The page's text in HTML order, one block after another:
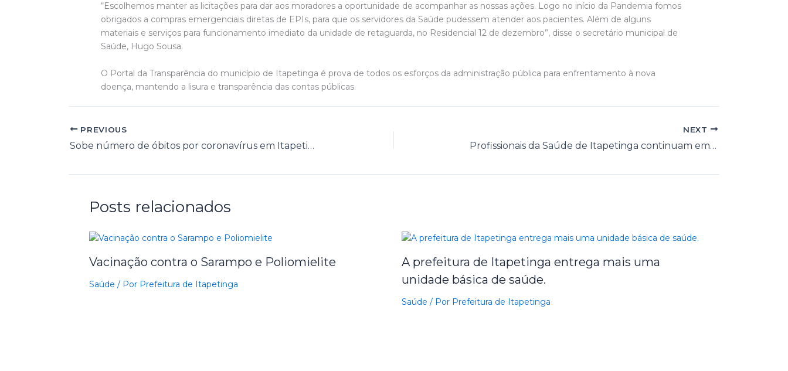
“Escolhemos manter as licitações para dar aos moradores a oportunidade de acompanhar as nossas ações. Logo no início da Pandemia fomos
obrigados a compras emergenciais diretas de EPIs, para que os servidores da Saúde pudessem atender aos pacientes. Além de alguns
materiais e serviços para funcionamento imediato da unidade de retaguarda, no Residencial 12 de dezembro”, disse o secretário municipal de
Saúde, Hugo Sousa.
O Portal da Transparência do município de Itapetinga é prova de todos os esforços da administração pública para enfrentamento à nova
doença, mantendo a lisura e transparência das contas públicas.
PREVIOUS
Sobe número de óbitos por coronavírus em Itapetinga
NEXT
Profissionais da Saúde de Itapetinga continuam empenhados no combate a COVID-19
Posts relacionados
Vacinação contra o Sarampo e Poliomielite
Saúde / Por Prefeitura de Itapetinga
A prefeitura de Itapetinga entrega mais uma
unidade básica de saúde.
Saúde / Por Prefeitura de Itapetinga